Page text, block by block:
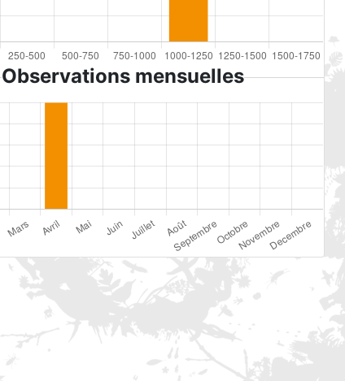
Observations mensuelles